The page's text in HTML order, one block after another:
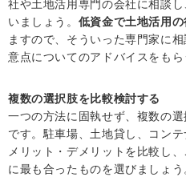
社や土地活用専門の会社に相談
いましょう。 低資金で土地活用
ますので、そういった専門家に
意点についてのアドバイスをもら
複数の選択肢を比較検討する
一つの方法に固執せず、複数の
です。駐車場、土地貸し、コン
メリット・デメリットを比較し
に最も合ったものを選びましょう